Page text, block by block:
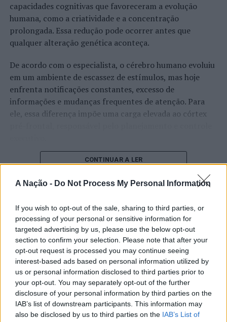
A Nação - Do Not Process My Personal Information
If you wish to opt-out of the sale, sharing to third parties, or
processing of your personal or sensitive information for
targeted advertising by us, please use the below opt-out
section to confirm your selection. Please note that after your
opt-out request is processed you may continue seeing
interest-based ads based on personal information utilized by
us or personal information disclosed to third parties prior to
your opt-out. You may separately opt-out of the further
disclosure of your personal information by third parties on the
IAB’s list of downstream participants. This information may
also be disclosed by us to third parties on the IAB’s List of
capacidades cognitivas que favoreceram a evolução
humana, como a criatividade e a concentração
prolongada. Essa redução pode ocorrer antes que
qualquer alteração genética aconteça.
De acordo com o especialista, o cérebro humano evoluiu
em um ambiente de escassez de estímulos, mas hoje
enfrenta notificações constantes, excesso de
informações e mudanças frequentes de atenção. Para
ele, essa diferença impõe uma carga elevada ao córtex
O pesquisador afirma que plataformas digitais também
estimulam continuamente o sistema de recompensa do
cérebro, favorecendo a fadiga mental, a dificuldade de
tarefas inacabadas permanecem ativas na memória e
aumentam a sensação de sobrecarga, enquanto o stress
prolongado pode elevar os níveis de cortisol e
prejudicar o desempenho cognitivo.
Fabiano de Abreu Agrela Rodrigues ressalta que não há
evidências de que o ambiente digital provoque mudanças
genéticas na espécie humana. A adaptação observada,
afirma, ocorre por meio da neuroplasticidade, processo
pelo qual os circuitos neurais se reorganizam em
CONTINUAR A LER
ATUALIDADE
“Millennium Estoril Open 2026”
regressou ao circuito ATP com
vitória do francês Luca Van Assche
Publicado 2 dias atrás on 07/08/2026
Por Ígor Lopes